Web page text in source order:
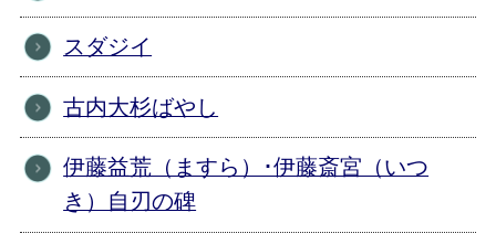
スダジイ
古内大杉ばやし
伊藤益荒（ますら）･伊藤斎宮（いつ
き）自刃の碑